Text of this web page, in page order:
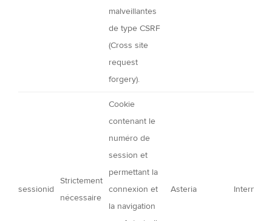
malveillantes
de type CSRF
(Cross site
request
forgery).
sessionid
Strictement
nécessaire
Cookie
contenant le
numéro de
session et
permettant la
connexion et
la navigation
Asteria Interne